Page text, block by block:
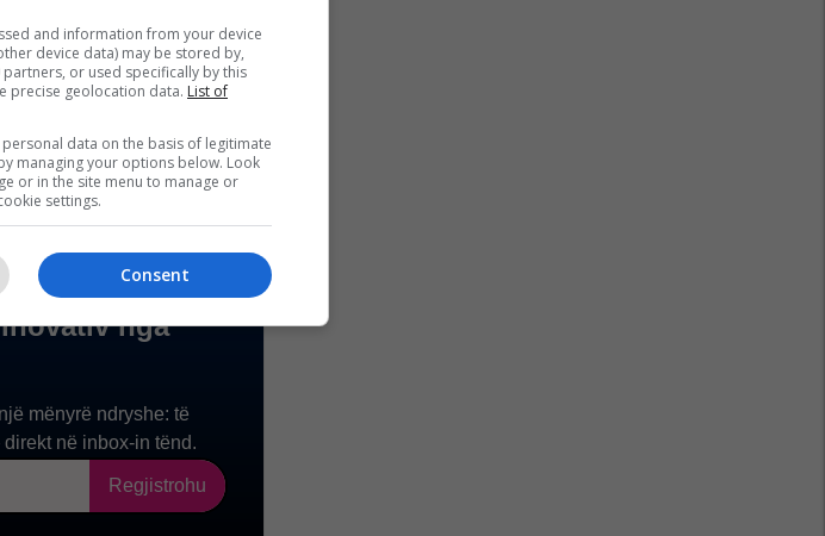
të cilët më 27 prill i
të qytetarëve hyn
të rënda, me çka
and information from your device
device data) may be stored by,
or used specifically by this
precise geolocation data. List of
data on the basis of legitimate
managing your options below. Look
or in the site menu to manage or
settings.
Consent